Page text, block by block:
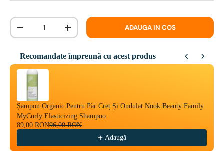
Cantitate
-
+ ADAUGA IN COS
Recomandate împreună cu acest produs
Use the Previous and Next buttons to navigate through product
Șampon Organic Pentru Păr Creț Și Ondulat Nook Beauty Family
MyCurly Elasticizing Shampoo
89,00 RON96,00 RON
Adaugă